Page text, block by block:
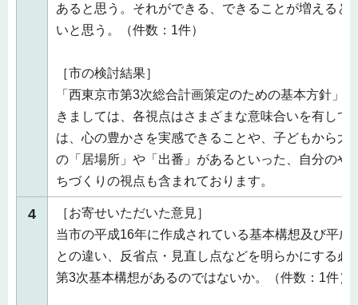
あると思う。それができる、できることが増えると
いと思う。（件数：1件）
［市の検討結果］
「西東京市第3次総合計画策定のための基本方針」
きましては、各視点はさまざまな意味合いを有して
は、心の豊かさを実感できることや、子どもから大
の「居場所」や「出番」があるといった、自分のや
ちづくりの視点も含まれております。
4
［お寄せいただいた意見］
当市の平成16年に作成されている基本構想及び平成
との違い、反省点・見直し点などを明らかにする必
第3次基本構想があるのではないか。（件数：1件）